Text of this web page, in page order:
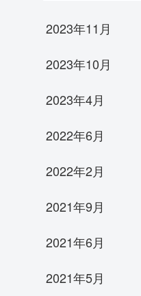
2023年11月
2023年10月
2023年4月
2022年6月
2022年2月
2021年9月
2021年6月
2021年5月